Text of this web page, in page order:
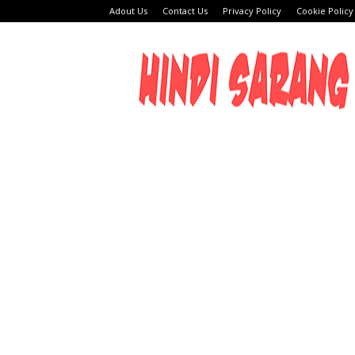
Adout Us Contact Us Privacy Policy Cookie Policy
HINDI
SARANG